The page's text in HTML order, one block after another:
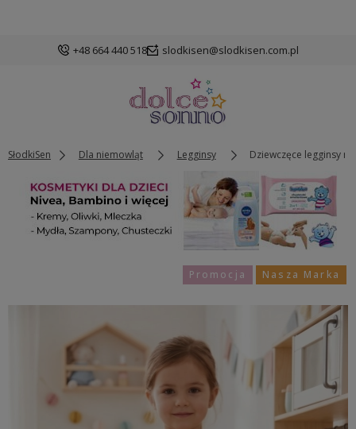
+48 664 440 518 slodkisen@slodkisen.com.pl
SłodkiSen Dla niemowląt Legginsy Dziewczęce legginsy
Promocja Nasza Marka